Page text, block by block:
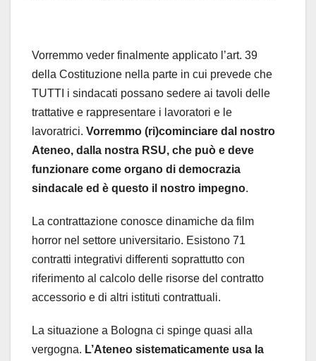
Vorremmo veder finalmente applicato l’art. 39
della Costituzione nella parte in cui prevede che
TUTTI i sindacati possano sedere ai tavoli delle
trattative e rappresentare i lavoratori e le
lavoratrici. Vorremmo (ri)cominciare dal nostro
Ateneo, dalla nostra RSU, che può e deve
funzionare come organo di democrazia
sindacale ed è questo il nostro impegno.
La contrattazione conosce dinamiche da film
horror nel settore universitario. Esistono 71
contratti integrativi differenti soprattutto con
riferimento al calcolo delle risorse del contratto
accessorio e di altri istituti contrattuali.
La situazione a Bologna ci spinge quasi alla
vergogna. L’Ateneo sistematicamente usa la